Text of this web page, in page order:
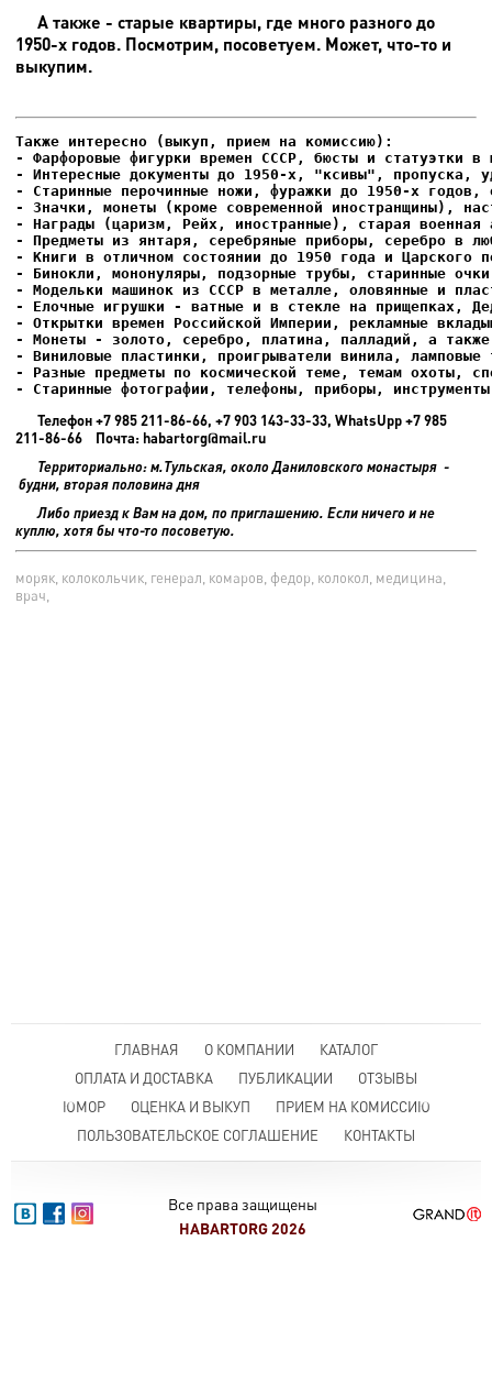
А также - старые квартиры, где много разного до
1950-х годов. Посмотрим, посоветуем. Может, что-то и
выкупим.
- Фарфоровые фигурки времен СССР, бюсты и статуэтки в
- Интересные документы до 1950-х, "ксивы", пропуска,
- Елочные игрушки - ватные и в стекле на прищепках,
- Старинные фотографии, телефоны, приборы,
Телефон +7 985 211-86-66, +7 903 143-33-33, WhatsUpp +7 985
211-86-66 Почта: habartorg@mail.ru
Территориально: м.Тульская, около Даниловского монастыря -
будни, вторая половина дня
Либо приезд к Вам на дом, по приглашению. Если ничего и не
куплю, хотя бы что-то посоветую.
моряк, колокольчик, генерал, комаров, федор, колокол, медицина,
врач,
ГЛАВНАЯ О КОМПАНИИ
КАТАЛОГ
ОПЛАТА И ДОСТАВКА
ПУБЛИКАЦИИ
ОТЗЫВЫ
ЮМОР
ОЦЕНКА И ВЫКУП
ПРИЕМ НА КОМИССИЮ
ПОЛЬЗОВАТЕЛЬСКОЕ СОГЛАШЕНИЕ
КОНТАКТЫ
Все права защищены
HABARTORG 2026